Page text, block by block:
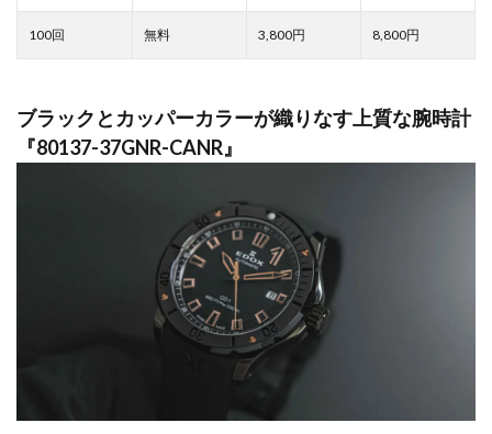
3,800 8,800
ブラックとカッパーカラーが織りなす上質な腕時計
『80137-37GNR-CANR』